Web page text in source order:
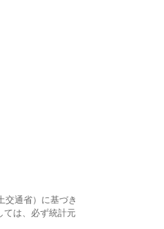
交通省）に基づき
ては、必ず統計元